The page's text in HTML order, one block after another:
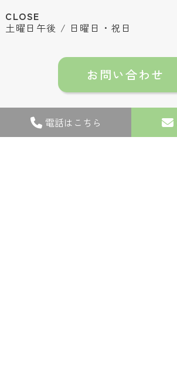
電話はこちら
CLOSE
土曜日午後 / 日曜日・祝日
お問い合わせ